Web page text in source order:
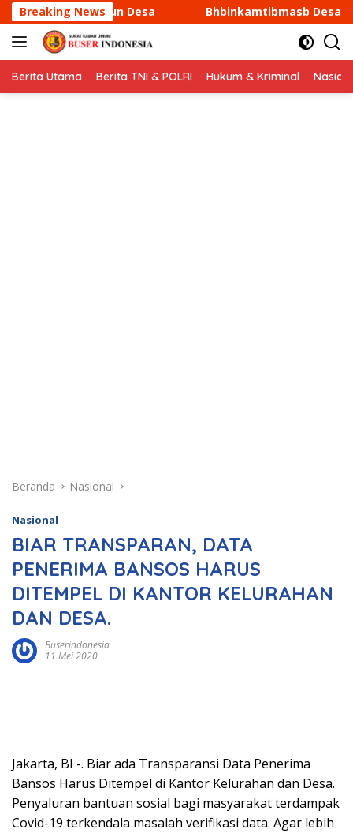
Langsung
ke
konten
Breaking News
Bhbinkamtibmasb Desa Sukamantri Sambang dan
Berita Utama Berita TNI & POLRI Hukum & Kriminal
Beranda Nasional
Nasional
BIAR TRANSPARAN, DATA
PENERIMA BANSOS HARUS
DITEMPEL DI KANTOR KELURAHAN
DAN DESA.
Buserindonesia
11 Mei 2020
Jakarta, BI -. Biar ada Transparansi Data Penerima
Bansos Harus Ditempel di Kantor Kelurahan dan Desa.
Penyaluran bantuan sosial bagi masyarakat terdampak
Covid-19 terkendala masalah verifikasi data. Agar lebih